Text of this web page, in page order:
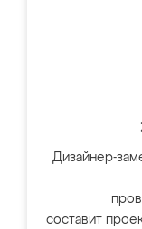
Дизайнер-
составит